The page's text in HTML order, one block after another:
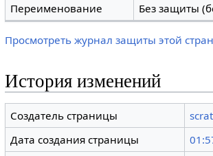
Переименование
Без защиты
Просмотреть журнал защиты этой
История изменений
Создатель страницы
Дата создания страницы